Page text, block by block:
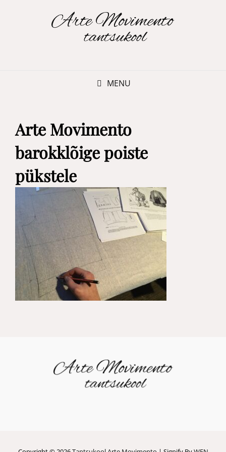
MENU
Arte Movimento
barokklõige poiste
pükstele